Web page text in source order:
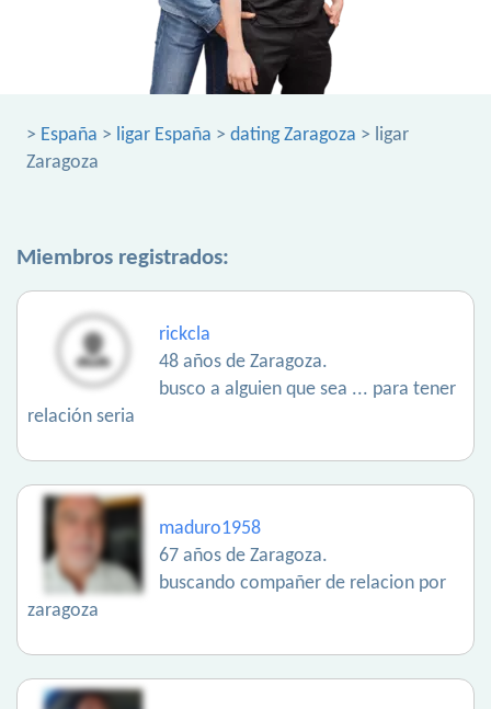
> España > ligar España > dating Zaragoza > ligar
Zaragoza
Miembros registrados:
rickcla
48 años de Zaragoza.
busco a alguien que sea ... para tener
relación seria
maduro1958
67 años de Zaragoza.
buscando compañer de relacion por
zaragoza